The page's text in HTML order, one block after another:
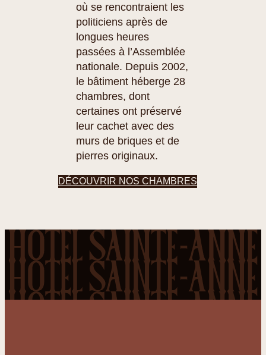
où se rencontraient les
politiciens après de
longues heures
passées à l’Assemblée
nationale. Depuis 2002,
le bâtiment héberge 28
chambres, dont
certaines ont préservé
leur cachet avec des
murs de briques et de
pierres originaux.
DÉCOUVRIR NOS CHAMBRES